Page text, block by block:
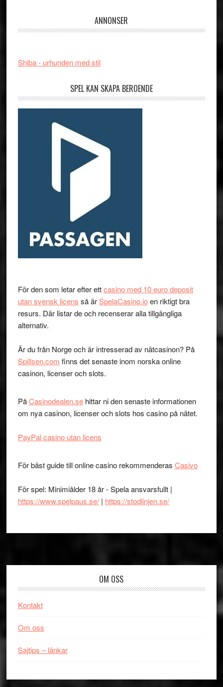
ANNONSER
Shiba - urhunden med stil
SPEL KAN SKAPA BEROENDE
För den som letar efter ettcasino med 10 euro deposit
utan svensk licens så ärSpelaCasino.ioen riktigt bra
resurs. Där listar de och recenserar alla tillgängliga
alternativ.
Är du från Norge och är intresserad av nätcasinon? På
Spillsen.com finns det senaste inom norska online
casinon, licenser och slots.
PåCasinodealen.sehittar ni den senaste informationen
om nya casinon, licenser och slots hos casino på nätet.
PayPal casino utan licens
För bäst guide till online casino rekommenderas Casivo
För spel: Minimiålder 18 år - Spela ansvarsfullt |
https://www.spelpaus.se/| https://stodlinjen.se/
OM OSS
Kontakt
Om oss
Sajtips – länkar